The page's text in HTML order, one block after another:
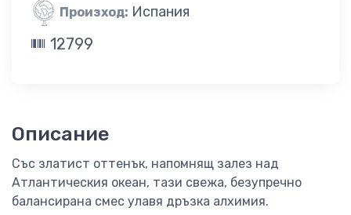
Произход: Испания
12799
Описание
Със златист оттенък, напомнящ залез над
Атлантическия океан, тази свежа, безупречно
балансирана смес улавя дръзка алхимия.